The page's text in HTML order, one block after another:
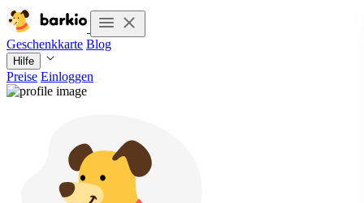
Geschenkkarte Blog
Hilfe
Preise Einloggen